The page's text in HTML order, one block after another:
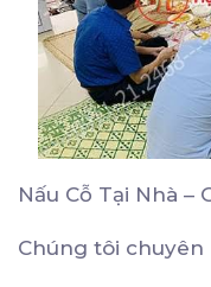
Nấu Cỗ Tại Nhà –
Chúng tôi